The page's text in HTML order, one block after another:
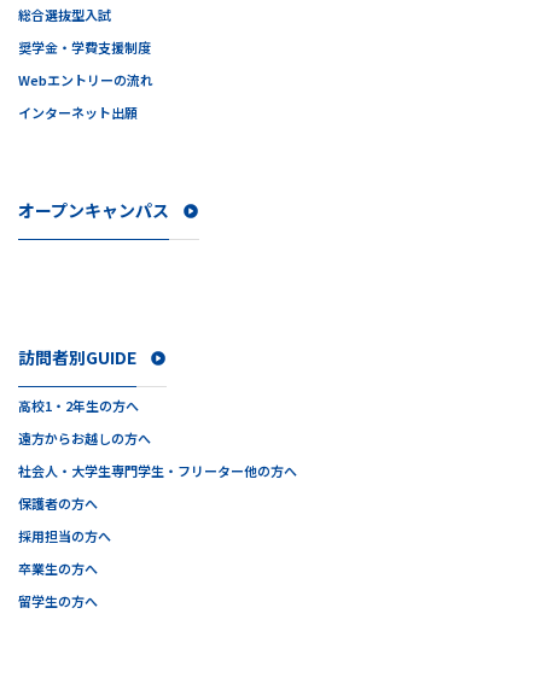
総合選抜型入試
奨学金・学費支援制度
Webエントリーの流れ
インターネット出願
訪問者別GUIDE
高校1・2年生の方へ
遠方からお越しの方へ
社会人・大学生専門学生・フリーター他の方へ
保護者の方へ
採用担当の方へ
卒業生の方へ
留学生の方へ
オープンキャンパス